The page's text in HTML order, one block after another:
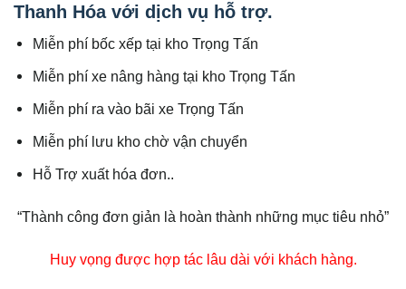
Thanh Hóa với dịch vụ hỗ trợ.
Miễn phí bốc xếp tại kho Trọng Tấn
Miễn phí xe nâng hàng tại kho Trọng Tấn
Miễn phí ra vào bãi xe Trọng Tấn
Miễn phí lưu kho chờ vận chuyển
Hỗ Trợ xuất hóa đơn..
“Thành công đơn giản là hoàn thành những mục tiêu nhỏ”
Huy vọng được hợp tác lâu dài với khách hàng.